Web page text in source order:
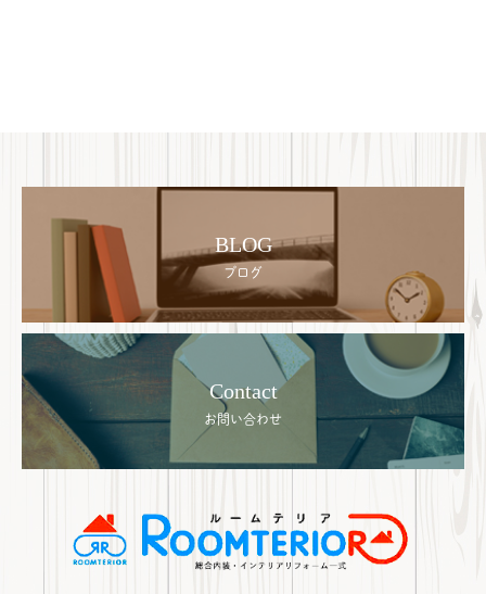
BLOG
ブログ
Contact
お問い合わせ